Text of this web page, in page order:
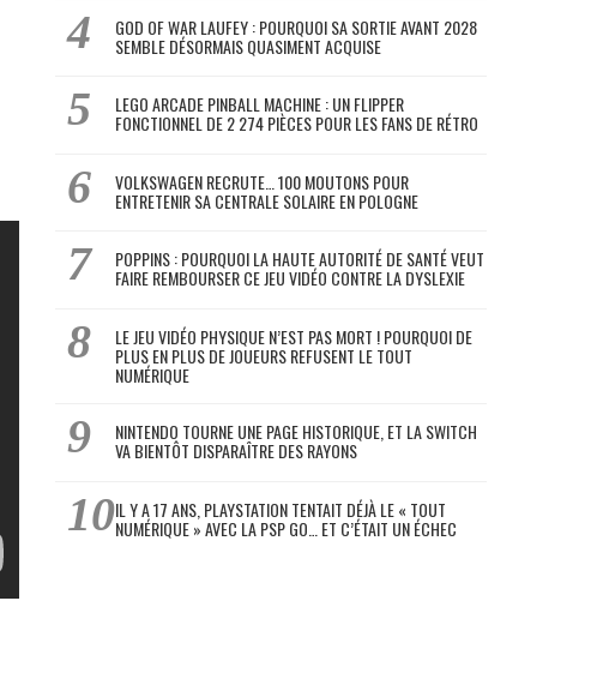
GOD OF WAR LAUFEY : POURQUOI SA SORTIE AVANT 2028
SEMBLE DÉSORMAIS QUASIMENT ACQUISE
LEGO ARCADE PINBALL MACHINE : UN FLIPPER
FONCTIONNEL DE 2 274 PIÈCES POUR LES FANS DE RÉTRO
VOLKSWAGEN RECRUTE… 100 MOUTONS POUR
ENTRETENIR SA CENTRALE SOLAIRE EN POLOGNE
POPPINS : POURQUOI LA HAUTE AUTORITÉ DE SANTÉ VEUT
FAIRE REMBOURSER CE JEU VIDÉO CONTRE LA DYSLEXIE
LE JEU VIDÉO PHYSIQUE N’EST PAS MORT ! POURQUOI DE
PLUS EN PLUS DE JOUEURS REFUSENT LE TOUT
NUMÉRIQUE
NINTENDO TOURNE UNE PAGE HISTORIQUE, ET LA SWITCH
VA BIENTÔT DISPARAÎTRE DES RAYONS
IL Y A 17 ANS, PLAYSTATION TENTAIT DÉJÀ LE « TOUT
NUMÉRIQUE » AVEC LA PSP GO… ET C’ÉTAIT UN ÉCHEC